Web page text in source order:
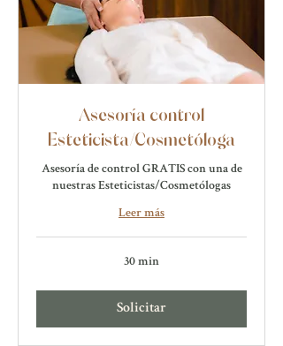
Asesoría control
Esteticista/Cosmetóloga
Asesoría de control GRATIS con una de
nuestras Esteticistas/Cosmetólogas
Leer más
30 min
Solicitar